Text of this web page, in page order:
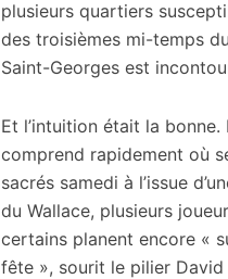
plusieurs quartiers
des troisièmes mi-temps
Saint-Georges est
Et l’intuition était la
comprend rapidement où
sacrés samedi à l’issue
du Wallace, plusieurs
certains planent encore «
fête », sourit le pilier David